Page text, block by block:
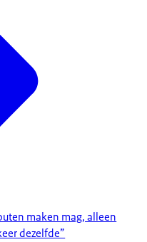
maken mag, alleen
dezelfde”